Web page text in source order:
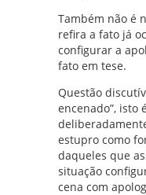
Também não é
refira a fato já
configurar a
fato em tese.
Questão
encenado”, isto
estupro como
daqueles que
situação
cena com